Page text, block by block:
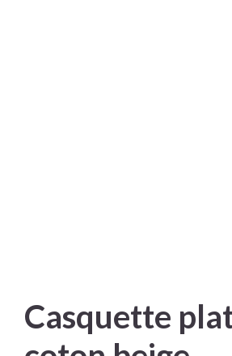
Casquette